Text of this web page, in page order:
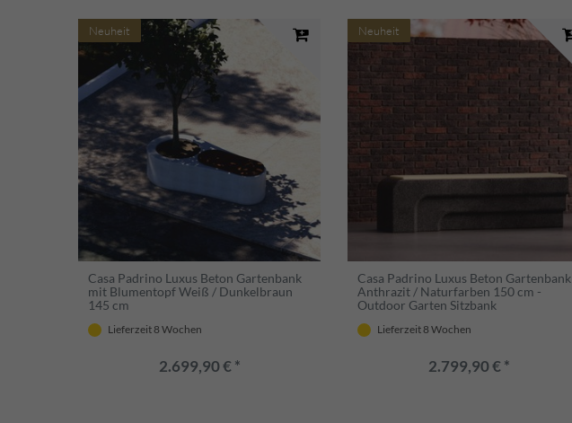
Neuheit
Casa Padrino Luxus Beton Gartenbank
mit Blumentopf Weiß / Dunkelbraun
145 cm
Lieferzeit 8 Wochen
2.699,90 € *
Neuheit
Casa Padrino Luxus Beton Gartenbank
Anthrazit / Naturfarben 150 cm -
Outdoor Garten Sitzbank
Lieferzeit 8 Wochen
2.799,90 € *